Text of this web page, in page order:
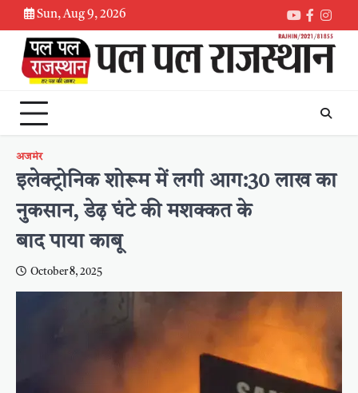
Skip
to
content
Sun, Aug 9, 2026
Youtube
अजमेर
इलेक्ट्रोनिक शोरूम में लगी आग:30 लाख का
नुकसान, डेढ़ घंटे की मशक्कत के
बाद पाया काबू
October 8, 2025